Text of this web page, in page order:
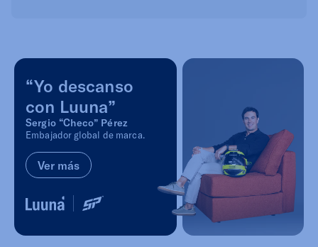
“Yo descanso
con Luuna”
Sergio “Checo” Pérez
Embajador global de marca.
Ver más